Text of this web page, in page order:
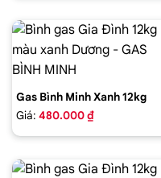
Gas Bình Minh Xanh 12kg
Giá: 480.000 ₫